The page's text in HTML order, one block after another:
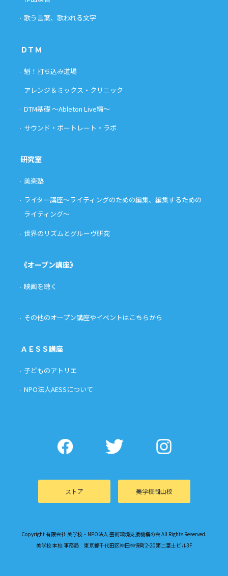
歌う言葉、歌われる文字
ＤＴＭ
魁！打ち込み道場
アレンジ＆ミックス・クリニック
DTM基礎 〜Ableton Live編〜
サウンド・ポートレート・ラボ
研究室
美楽塾
ライター講座〜ライティングのための編集、編集するための
ライティング〜
世界のリズムとグルーヴ研究
《オープン講座》
映画を聴く
その他のオープン講座やイベントはこちらから
ＡＥＳＳ講座
子どものアトリエ
NPO法人AESSについて
ストア 美学校岡山校
Copyright 有限会社 美学校・NPO法人 芸術環境支援機構の会 All Rights Reserved.
美学校 本校 事務局 東京都千代田区神田神保町2-20第二富士ビル3F